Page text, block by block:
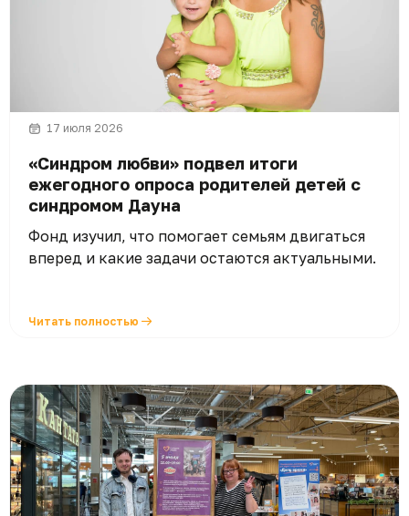
17 июля 2026
«Синдром любви» подвел итоги
ежегодного опроса родителей детей с
синдромом Дауна
Фонд изучил, что помогает семьям двигаться
вперед и какие задачи остаются актуальными.
Читать полностью